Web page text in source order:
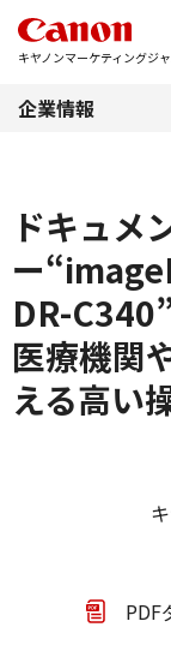
キヤノンマーケティングジ
企業情報
ドキュメ
ー
DR-
医療機関
える高い
PDF